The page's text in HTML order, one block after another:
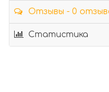
Отзывы - 0
Статистика